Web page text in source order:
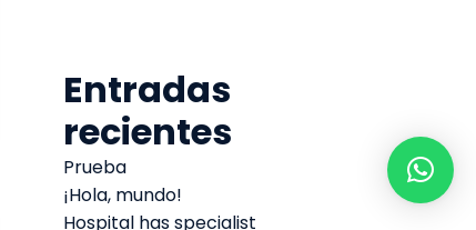
Entradas
recientes
Prueba
¡Hola, mundo!
Hospital has specialist